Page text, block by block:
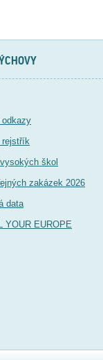
odkazy
škol
zakázek 2026
data
YOUR EUROPE